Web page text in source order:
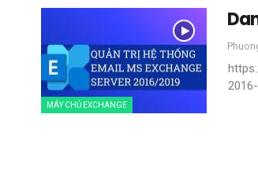
MÁY CHỦ EXCHANGE